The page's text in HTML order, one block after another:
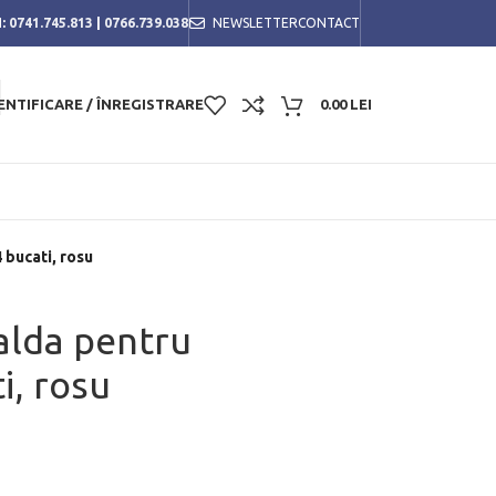
0741.745.813 0766.739.038 NEWSLETTERCONTACT
/ ÎNREGISTRARE 0.00 LEI
bucati, rosu
pentru
rosu